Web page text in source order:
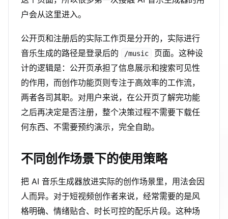
户会从这里进入。
公开页和注册后的实际工作页是分开的，实际进行
音乐生成的路径是登录后的
/music
页面。这种设
计的逻辑是：公开页承担了信息展示和搜索可见性
的作用，而创作功能页则专注于高效率的工作流，
两者各司其职。对用户来说，在公开页了解完功能
之后再决定是否注册，整个决策过程不需要下载任
何东西、不需要预约演示，完全自助。
不同创作场景下的使用策略
把 AI 音乐生成器放进实际的创作场景里，用法会因
人而异。对于短视频创作者来说，经常需要的是风
格明确、情绪贴合、时长可控的配乐片段。这种场